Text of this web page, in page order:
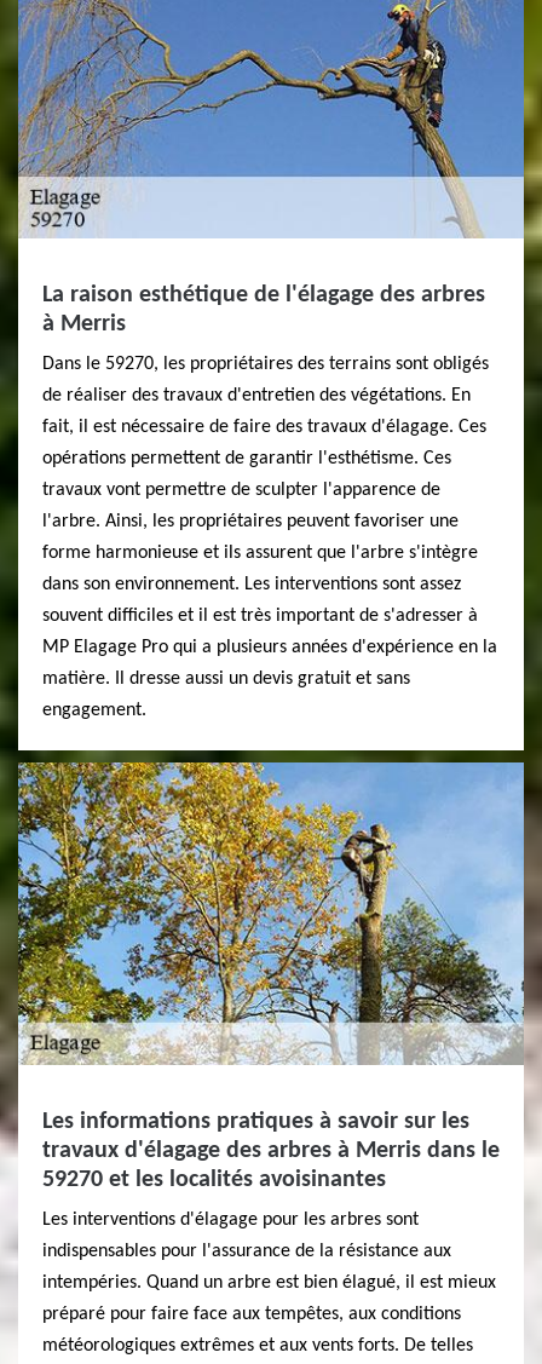
La raison esthétique de l'élagage des arbres
à Merris
Dans le 59270, les propriétaires des terrains sont obligés
de réaliser des travaux d'entretien des végétations. En
fait, il est nécessaire de faire des travaux d'élagage. Ces
opérations permettent de garantir l'esthétisme. Ces
travaux vont permettre de sculpter l'apparence de
l'arbre. Ainsi, les propriétaires peuvent favoriser une
forme harmonieuse et ils assurent que l'arbre s'intègre
dans son environnement. Les interventions sont assez
souvent difficiles et il est très important de s'adresser à
MP Elagage Pro qui a plusieurs années d'expérience en la
matière. Il dresse aussi un devis gratuit et sans
engagement.
Les informations pratiques à savoir sur les
travaux d'élagage des arbres à Merris dans le
59270 et les localités avoisinantes
Les interventions d'élagage pour les arbres sont
indispensables pour l'assurance de la résistance aux
intempéries. Quand un arbre est bien élagué, il est mieux
préparé pour faire face aux tempêtes, aux conditions
météorologiques extrêmes et aux vents forts. De telles